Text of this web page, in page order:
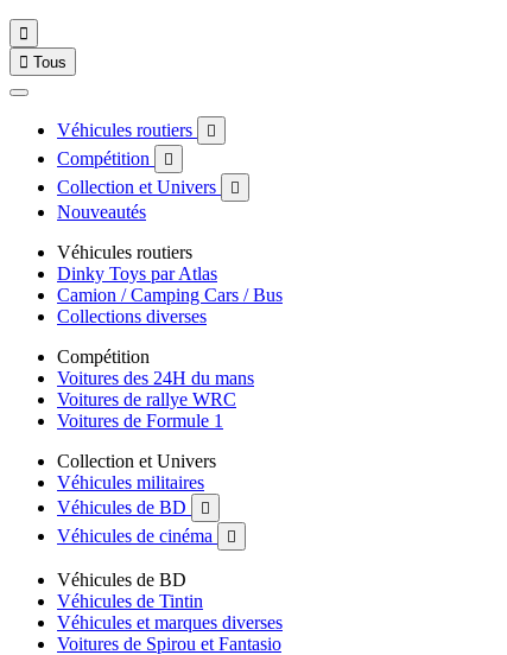

 Tous
Véhicules routiers 
Compétition 
Collection et Univers 
Nouveautés
Véhicules routiers
Dinky Toys par Atlas
Camion / Camping Cars / Bus
Collections diverses
Compétition
Voitures des 24H du mans
Voitures de rallye WRC
Voitures de Formule 1
Collection et Univers
Véhicules militaires
Véhicules de BD

Véhicules de cinéma 
Véhicules de BD
Véhicules de Tintin
Véhicules et marques diverses
Voitures de Spirou et Fantasio